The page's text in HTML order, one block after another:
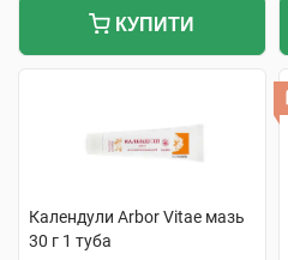
КУПИТИ
Календули Arbor Vitae мазь
30 г 1 туба